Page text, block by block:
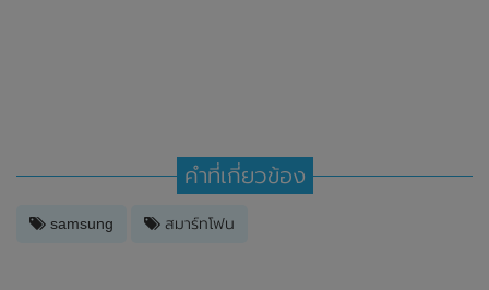
คำที่เกี่ยวข้อง
samsung สมาร์ทโฟน